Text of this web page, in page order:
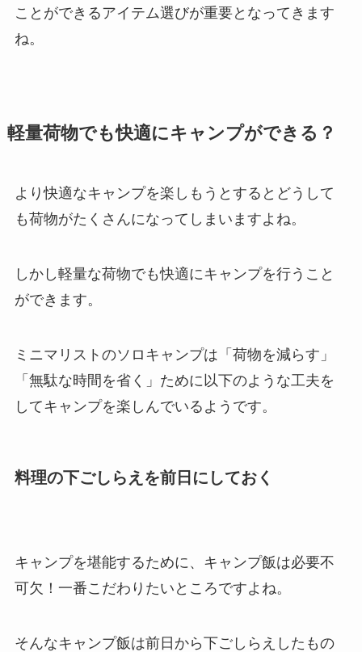
ことができるアイテム選びが重要となってきます
ね。
軽量荷物でも快適にキャンプができる？
より快適なキャンプを楽しもうとするとどうして
も荷物がたくさんになってしまいますよね。
しかし軽量な荷物でも快適にキャンプを行うこと
ができます。
ミニマリストのソロキャンプは「荷物を減らす」
「無駄な時間を省く」ために以下のような工夫を
してキャンプを楽しんでいるようです。
料理の下ごしらえを前日にしておく
キャンプを堪能するために、キャンプ飯は必要不
可欠！一番こだわりたいところですよね。
そんなキャンプ飯は前日から下ごしらえしたもの